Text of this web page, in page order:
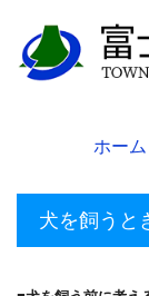
ホーム
犬を飼うと